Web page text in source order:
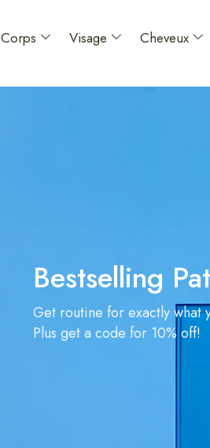
Corps Visage Cheveux
Bestselling
Get routine for exactly what
Plus get a code for 10% off!